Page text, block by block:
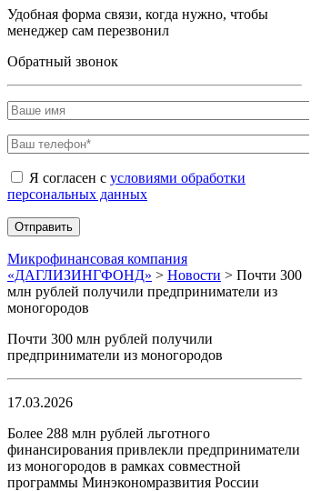
Удобная форма связи, когда нужно, чтобы
менеджер сам перезвонил
Обратный звонок
Я согласен с условиями обработки
персональных данных
Микрофинансовая компания
«ДАГЛИЗИНГФОНД» > Новости > Почти 300
млн рублей получили предприниматели из
моногородов
Почти 300 млн рублей получили
предприниматели из моногородов
17.03.2026
Более 288 млн рублей льготного
финансирования привлекли предприниматели
из моногородов в рамках совместной
программы Минэкономразвития России